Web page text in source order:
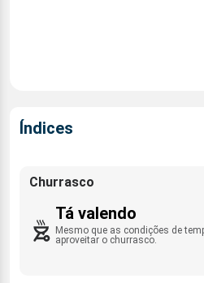
Índices
Churrasco
Tá valendo
Mesmo que as condições de
aproveitar o churrasco.